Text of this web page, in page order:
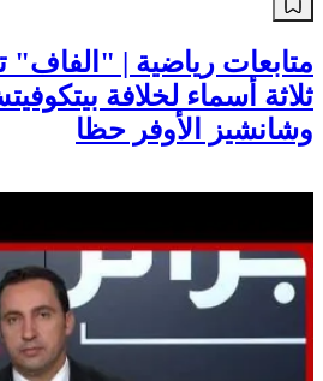
متابعات رياضية | "الفاف"
ثلاثة أسماء لخلافة
وشانشيز الأوفر حظا